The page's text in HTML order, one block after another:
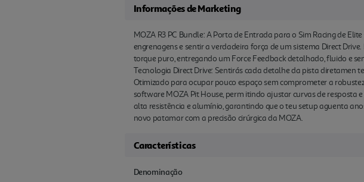
Informações de Marketing
MOZA R3 PC Bundle: A Porta de Entrada para o Sim Racing de
engrenagens e sentir a verdadeira força de um sistema Direct
torque puro, entregando um Force Feedback detalhado, fluido e
Tecnologia Direct Drive: Sentirás cada detalhe da pista diretamen
Otimizado para ocupar pouco espaço sem comprometer a
software MOZA Pit House, perm itindo ajustar curvas de
alta resistência e alumínio, garantindo que o teu setup aguenta
novo patamar com a precisão cirúrgica da MOZA.
Características
Denominação